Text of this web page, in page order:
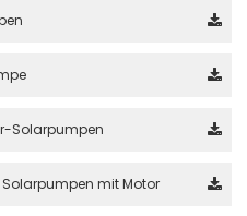
Solarpumpen
mit Motor